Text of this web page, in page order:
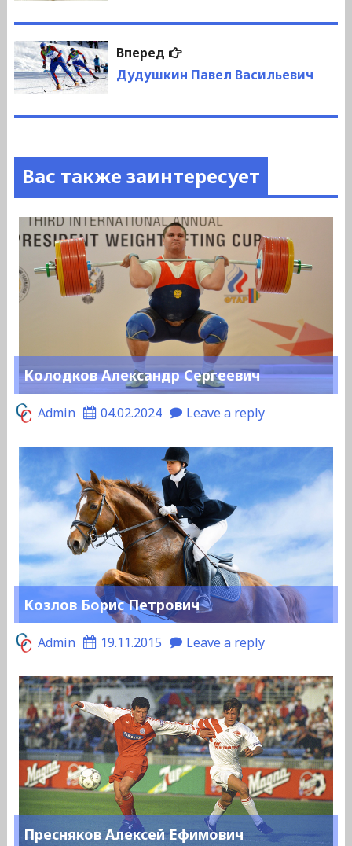
записям
Вперед
Следующая
запись:
Дудушкин Павел Васильевич
Вас также заинтересует
Колодков Александр Сергеевич
Admin 04.02.2024 Leave a reply
Козлов Борис Петрович
Admin 19.11.2015 Leave a reply
Пресняков Алексей Ефимович